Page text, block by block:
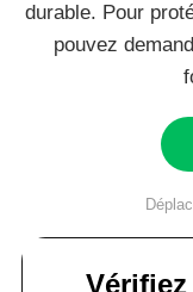
durable. Pour
pouvez